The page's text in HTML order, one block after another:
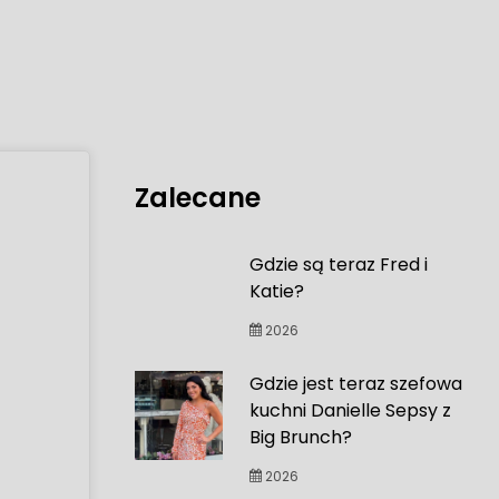
Zalecane
Gdzie są teraz Fred i
Katie?
2026
Gdzie jest teraz szefowa
kuchni Danielle Sepsy z
Big Brunch?
2026